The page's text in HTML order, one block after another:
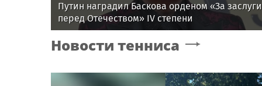
Путин наградил Баскова орденом «За заслуги
перед Отечеством» IV степени
Новости тенниса